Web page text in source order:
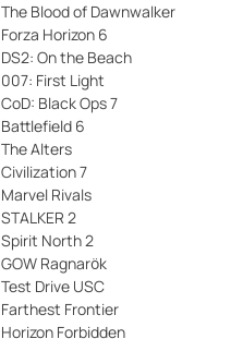
The Blood of Dawnwalker
Forza Horizon 6
DS2: On the Beach
007: First Light
CoD: Black Ops 7
Battlefield 6
The Alters
Civilization 7
Marvel Rivals
STALKER 2
Spirit North 2
GOW Ragnarök
Test Drive USC
Farthest Frontier
Horizon Forbidden